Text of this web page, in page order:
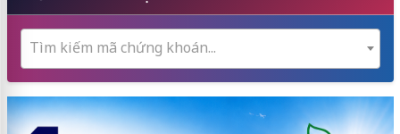
Tìm kiếm mã chứng khoán...